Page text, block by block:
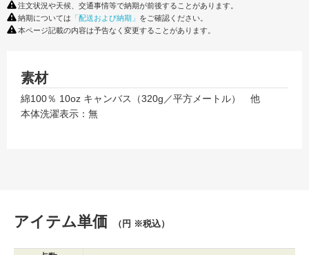
注文状況や天候、交通事情等で納期が前後することがあります。
納期については 「配送および納期」 をご確認ください。
本ページ記載の内容は予告なく変更することがあります。
素材
綿100％ 10oz キャンバス（320g／平方メートル） 他
本体洗濯表示：無
アイテム単価 （円 ※税込）